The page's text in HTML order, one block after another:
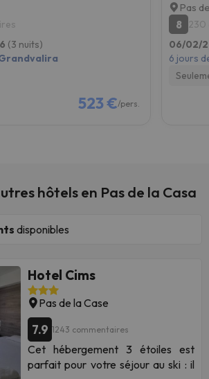
(3 nuits)
523 €/pers.
Pas
8
230
06/02/
6 jours
hôtels en Pas de la Casa
disponibles
Hotel Cims
Pas de la Case
7.9 1243 commentaires
Cet hébergement 3 étoiles est
parfait pour votre séjour au ski : il